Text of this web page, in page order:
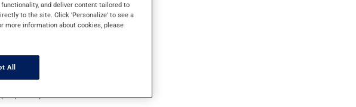
le produit.
and deliver content tailored to
to the site. Click 'Personalize' to see a
more information about cookies, please
All